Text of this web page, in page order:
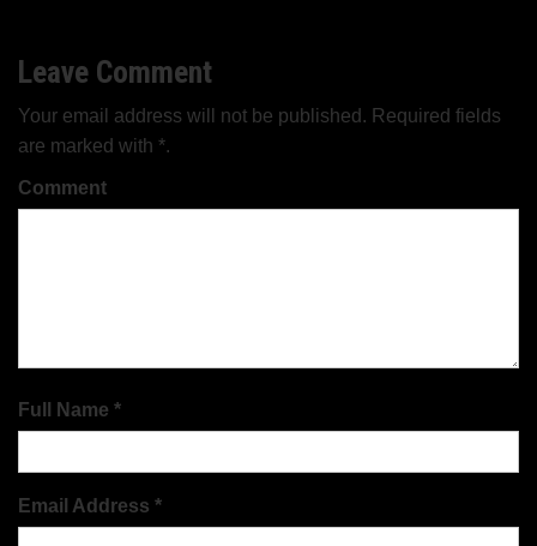
Leave Comment
Your email address will not be published. Required fields
are marked with *.
Comment
Full Name *
Email Address *